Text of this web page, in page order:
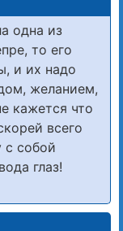
одна из
то его
и их надо
желанием,
кажется что
всего
с собой
глаз!